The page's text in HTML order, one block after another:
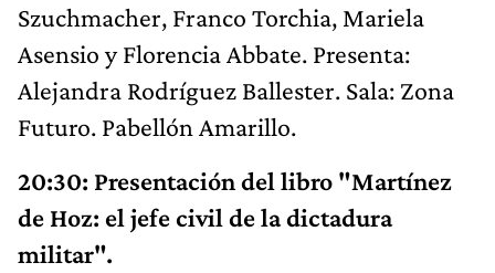
Szuchmacher, Franco Torchia, Mariela
Asensio y Florencia Abbate. Presenta:
Alejandra Rodríguez Ballester. Sala: Zona
Futuro. Pabellón Amarillo.
20:30: Presentación del libro "Martínez
de Hoz: el jefe civil de la dictadura
militar".